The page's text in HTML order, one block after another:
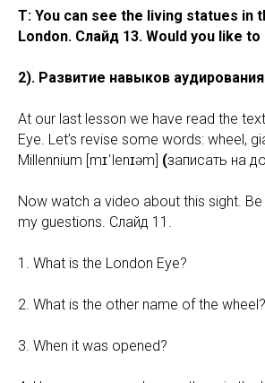
T: You can see the living statues in
London. Слайд 13. Would you like
2). Развитие навыков
At our last lesson we have read the
Eye. Let’s revise some words: wheel,
Millennium [mɪˈlenɪəm] (записать на
Now watch a video about this sight.
my guestions. Слайд 11.
1. What is the London Eye?
2. What is the other name of the wheel?
3. When it was opened?